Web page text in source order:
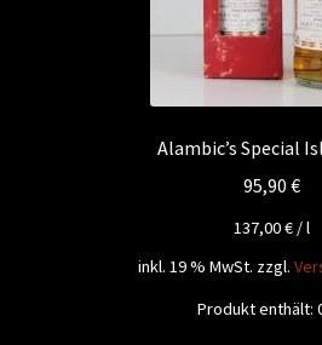
Alambic’s Special
95,90 €
137,00€/l
inkl. 19 % MwSt. zzgl.
Produkt enthält: